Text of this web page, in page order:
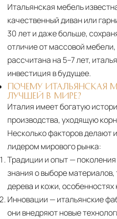
Итальянская мебель
качественный диван или
30 лет и даже больше,
отличие от массовой
рассчитана на 5–7 лет,
инвестиция в будущее.
ПОЧЕМУ ИТАЛЬЯНСКАЯ
ЛУЧШЕЙ В МИРЕ?
Италия имеет богатую
производства, уходящую
Несколько факторов делают
лидером мирового рынка:
Традиции и опыт—
знания о выборе материалов,
дерева и кожи, особенностях
Инновации — итальянские
они внедряют новые